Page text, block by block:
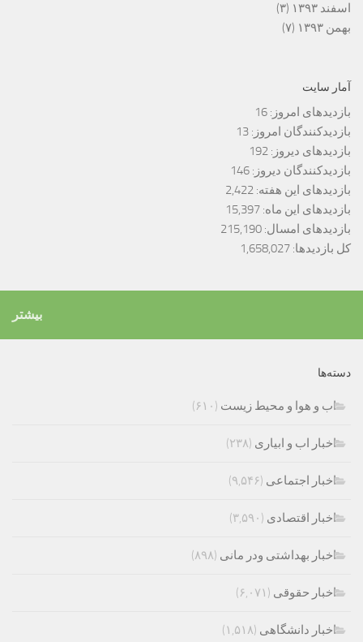
اسفند ۱۳۹۳
(۳)
بهمن ۱۳۹۳
(۷)
آمار سایت
بازدیدهای امروز: 16
بازدیدکنندگان امروز: 13
بازدیدهای دیروز: 192
بازدیدکنندگان دیروز: 146
بازدیدهای این هفته: 2,422
بازدیدهای این ماه: 15,397
بازدیدهای امسال: 215,190
کل بازدیدها: 1,658,027
بیشتر
دسته‌ها
اب و هوا و محیط زیست (۶۱۰)
اخبار اب و ابیاری (۲۳۸)
اخبار اجتماعی (۹,۵۴۶)
اخبار اقتصادی (۳,۵۹۰)
اخبار بهداشتی ودر مانی (۸۹۸)
اخبار حقوقی (۶,۰۷۱)
اخبار دانشگاهی (۱,۵۱۸)